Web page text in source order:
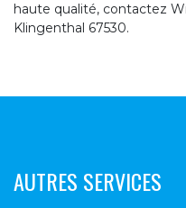
haute qualité, contactez
Klingenthal 67530.
AUTRES SERVICES